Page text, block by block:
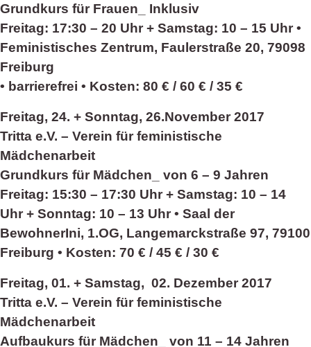
Grundkurs für Frauen_ Inklusiv
Freitag: 17:30 – 20 Uhr + Samstag: 10 – 15 Uhr •
Feministisches Zentrum, Faulerstraße 20, 79098
Freiburg
• barrierefrei • Kosten: 80 € / 60 € / 35 €
Freitag, 24. + Sonntag, 26.November 2017
Tritta e.V. – Verein für feministische
Mädchenarbeit
Grundkurs für Mädchen_ von 6 – 9 Jahren
Freitag: 15:30 – 17:30 Uhr + Samstag: 10 – 14
Uhr + Sonntag: 10 – 13 Uhr • Saal der
BewohnerIni, 1.OG, Langemarckstraße 97, 79100
Freiburg • Kosten: 70 € / 45 € / 30 €
Freitag, 01. + Samstag, 02. Dezember 2017
Tritta e.V. – Verein für feministische
Mädchenarbeit
Aufbaukurs für Mädchen_ von 11 – 14 Jahren